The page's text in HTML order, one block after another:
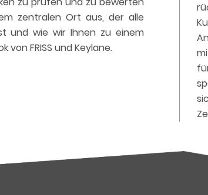
zentralen Ort aus, der alle
und wie wir Ihnen zu einem
FRISS und Keylane.